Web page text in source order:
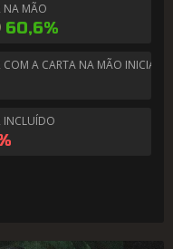
NA MÃO
60,6%
COM A CARTA NA MÃO INICIAL
INCLUÍDO